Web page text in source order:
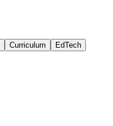
Curriculum
EdTech